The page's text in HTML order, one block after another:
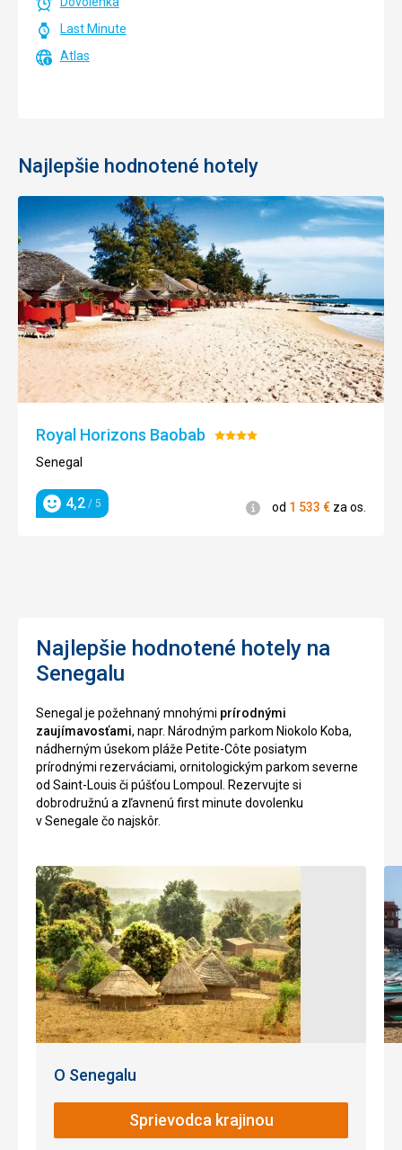
Last Minute
Atlas
Najlepšie hodnotené hotely
Royal Horizons Baobab Hodnotenie:
Senegal
Hodnotenie
4,2 / 5 Informácie
od 1 533 € za os.
Najlepšie hodnotené hotely na
Senegalu
Senegal je požehnaný mnohými prírodnými
zaujímavosťami, napr. Národným parkom Niokolo Koba,
nádherným úsekom pláže Petite-Côte posiatym
prírodnými rezerváciami, ornitologickým parkom severne
od Saint-Louis či púšťou Lompoul. Rezervujte si
dobrodružnú a zľavnenú first minute dovolenku
v Senegale čo najskôr.
O Senegalu
Sprievodca krajinou